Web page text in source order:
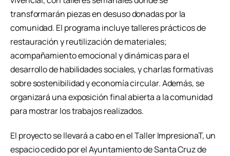
transformarán piezas en desuso donadas por la
comunidad. El programa incluye talleres prácticos de
restauración y reutilización de materiales;
acompañamiento emocional y dinámicas para el
desarrollo de habilidades sociales, y charlas formativas
sobre sostenibilidad y economía circular. Además, se
organizará una exposición final abierta a la comunidad
para mostrar los trabajos realizados.
El proyecto se llevará a cabo en el Taller ImpresionaT, un
espacio cedido por el Ayuntamiento de Santa Cruz de